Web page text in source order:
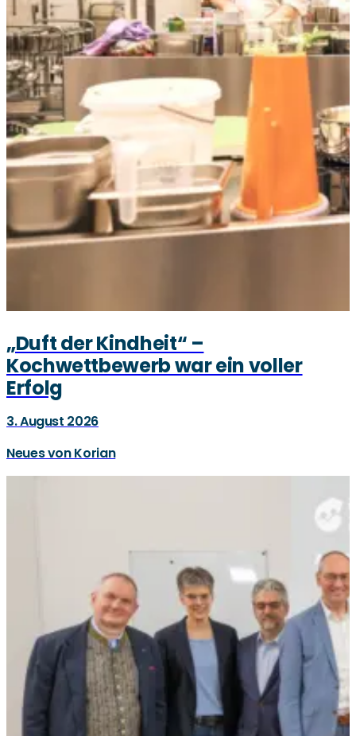
„Duft der Kindheit“ –
Kochwettbewerb war ein voller
Erfolg
3. August 2026
Neues von Korian